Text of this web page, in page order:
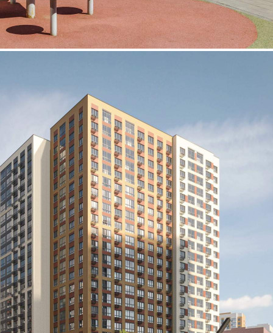
Продажа
119134 - Г. ВИДНОЕ,
ПОСЕЛОК БИТЦА,
ПАРКОВАЯ УЛИЦА,
Д.1СТР19
Москва / Московская обл
Получить контакты
Посмотреть на карте
Прямая продажа от застройщика! Кладовая номер 61К общей
площадью 3.6 кв. м на -1-м этаже в ЖК «Южная
Битца»[#7373530#]
478 (+2)
Навигация